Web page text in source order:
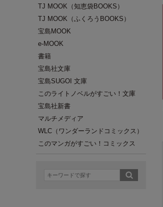
TJ MOOK（知恵袋BOOKS）
TJ MOOK（ふくろうBOOKS）
宝島MOOK
e-MOOK
書籍
宝島社文庫
宝島SUGOI 文庫
このライトノベルがすごい！文庫
宝島社新書
マルチメディア
WLC（ワンダーランドコミックス）
このマンガがすごい！コミックス